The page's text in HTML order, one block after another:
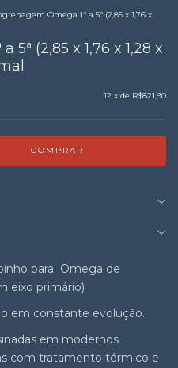
Omega 1ª a 5ª (2,85 x 1,76 x
5ª (2,85 x 1,76 x 1,28 x
12 x de R$821,90
para Omega de
eixo primário)
em constante evolução.
em modernos
com tratamento térmico e